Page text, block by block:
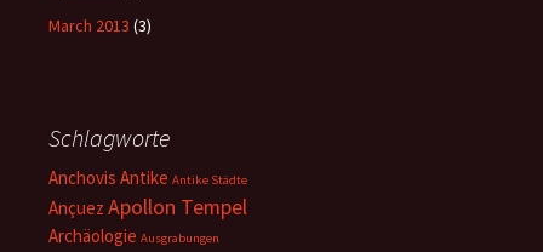
March 2013 (3)
Schlagworte
Anchovis Antike Antike Städte
Ançuez Apollon Tempel
Archäologie Ausgrabungen